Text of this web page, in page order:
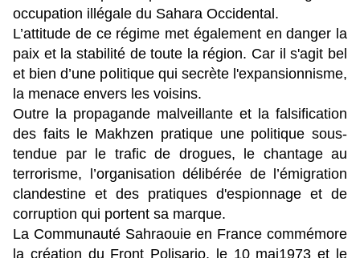
occupation illégale du Sahara Occidental.
L’attitude de ce régime met également en danger la
paix et la stabilité de toute la région. Car il s'agit bel
et bien d’une politique qui secrète l'expansionnisme,
la menace envers les voisins.
Outre la propagande malveillante et la falsification
des faits le Makhzen pratique une politique sous-
tendue par le trafic de drogues, le chantage au
terrorisme, l’organisation délibérée de l’émigration
clandestine et des pratiques d'espionnage et de
corruption qui portent sa marque.
La Communauté Sahraouie en France commémore
la création du Front Polisario, le 10 mai1973 et le